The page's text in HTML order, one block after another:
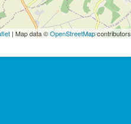
| Map data ©OpenStreetMapcontributors